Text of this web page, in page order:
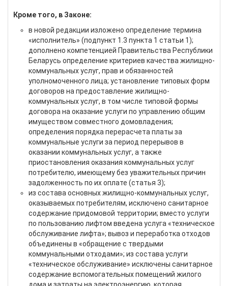
Кроме того, в Законе:
в новой редакции изложено определение термина
«исполнитель» (подпункт 1.3 пункта 1 статьи 1);
дополнено компетенцией Правительства Республики
Беларусь определение критериев качества жилищно-
коммунальных услуг, прав и обязанностей
уполномоченного лица; установление типовых форм
договоров на предоставление жилищно-
коммунальных услуг, в том числе типовой формы
договора на оказание услуги по управлению общим
имуществом совместного домовладения;
определения порядка перерасчета платы за
коммунальные услуги за период перерывов в
оказании коммунальных услуг, а также
приостановления оказания коммунальных услуг
потребителю, имеющему без уважительных причин
задолженность по их оплате (статья 3);
из состава основных жилищно-коммунальных услуг,
оказываемых потребителям, исключено санитарное
содержание придомовой территории; вместо услуги
по пользованию лифтом введена услуга «техническое
обслуживание лифта»; вывоз и переработка отходов
объединены в «обращение с твердыми
коммунальными отходами»; из состава услуги
«техническое обслуживание» исключены санитарное
содержание вспомогательных помещений жилого